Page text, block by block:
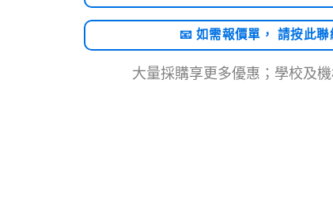
📧 如需報價單， 請按此
大量採購享更多優惠；學校及